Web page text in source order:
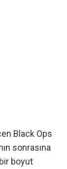
Black Ops
sonrasına
boyut